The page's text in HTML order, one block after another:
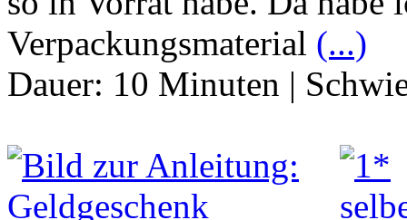
Verpackungsmaterial (...)
Dauer: 10 Minuten |